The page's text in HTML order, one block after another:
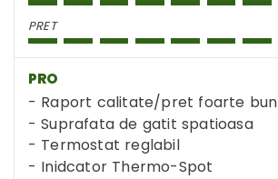
PRET
PRO
Raport calitate/pret foarte bun
Suprafata de gatit spatioasa
Termostat reglabil
Inidcator Thermo-Spot